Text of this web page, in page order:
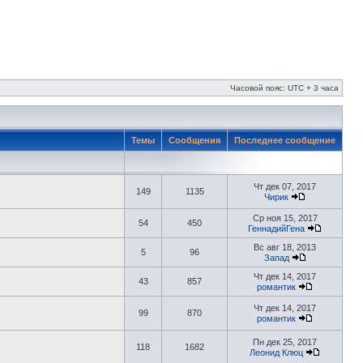
Часовой пояс: UTC + 3 часа
Темы Сообщения Последнее сообщение
149 1135
Чт дек 07, 2017
Чирик
54 450
Ср ноя 15, 2017
ГеннадийГена
5 96
Вс авг 18, 2013
Запад
43 857
Чт дек 14, 2017
романтик
99 870
Чт дек 14, 2017
романтик
118 1682
Пн дек 25, 2017
Леонид Клюц